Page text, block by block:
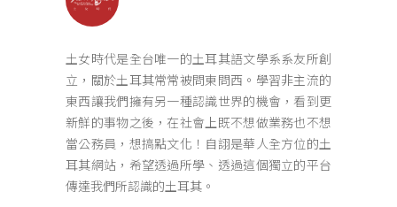
土女時代是全台唯一的土耳其語文學系系友所創
立，關於土耳其常常被問東問西。學習非主流的
東西讓我們擁有另一種認識世界的機會，看到更
新鮮的事物之後，在社會上既不想做業務也不想
當公務員，想搞點文化！自詡是華人全方位的土
耳其網站，希望透過所學、透過這個獨立的平台
傳達我們所認識的土耳其。